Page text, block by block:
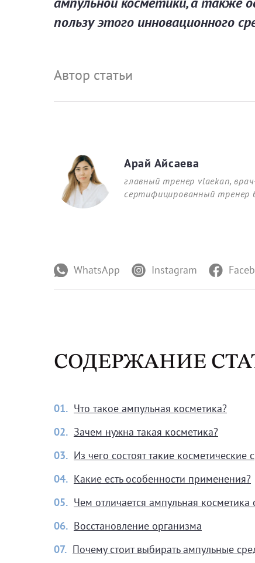
пользу этого инновационного
Автор статьи
Арай Айсаева
главный тренер vlaekan,
сертифицированный тренер
WhatsApp Instagram
СОДЕРЖАНИЕ
01. Что такое ампульная косметика?
02. Зачем нужна такая косметика?
03. Из чего состоят такие косметические
04. Какие есть особенности применения?
05. Чем отличается ампульная косметика
06. Восстановление организма
07. Почему стоит выбирать ампульные